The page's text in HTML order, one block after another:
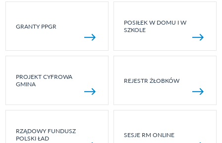
GRANTY PPGR
POSIŁEK W DOMU I W
SZKOLE
PROJEKT CYFROWA
GMINA
REJESTR ŻŁOBKÓW
RZĄDOWY FUNDUSZ
POLSKI ŁAD
SESJE RM ONLINE